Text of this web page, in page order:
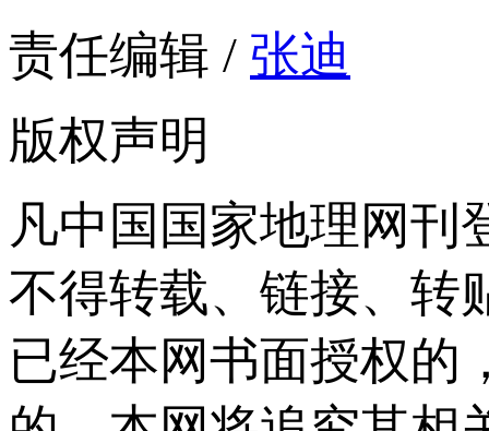
责任编辑 / 张迪
版权声明
凡中国国家地理网刊
不得转载、链接、转
已经本网书面授权的